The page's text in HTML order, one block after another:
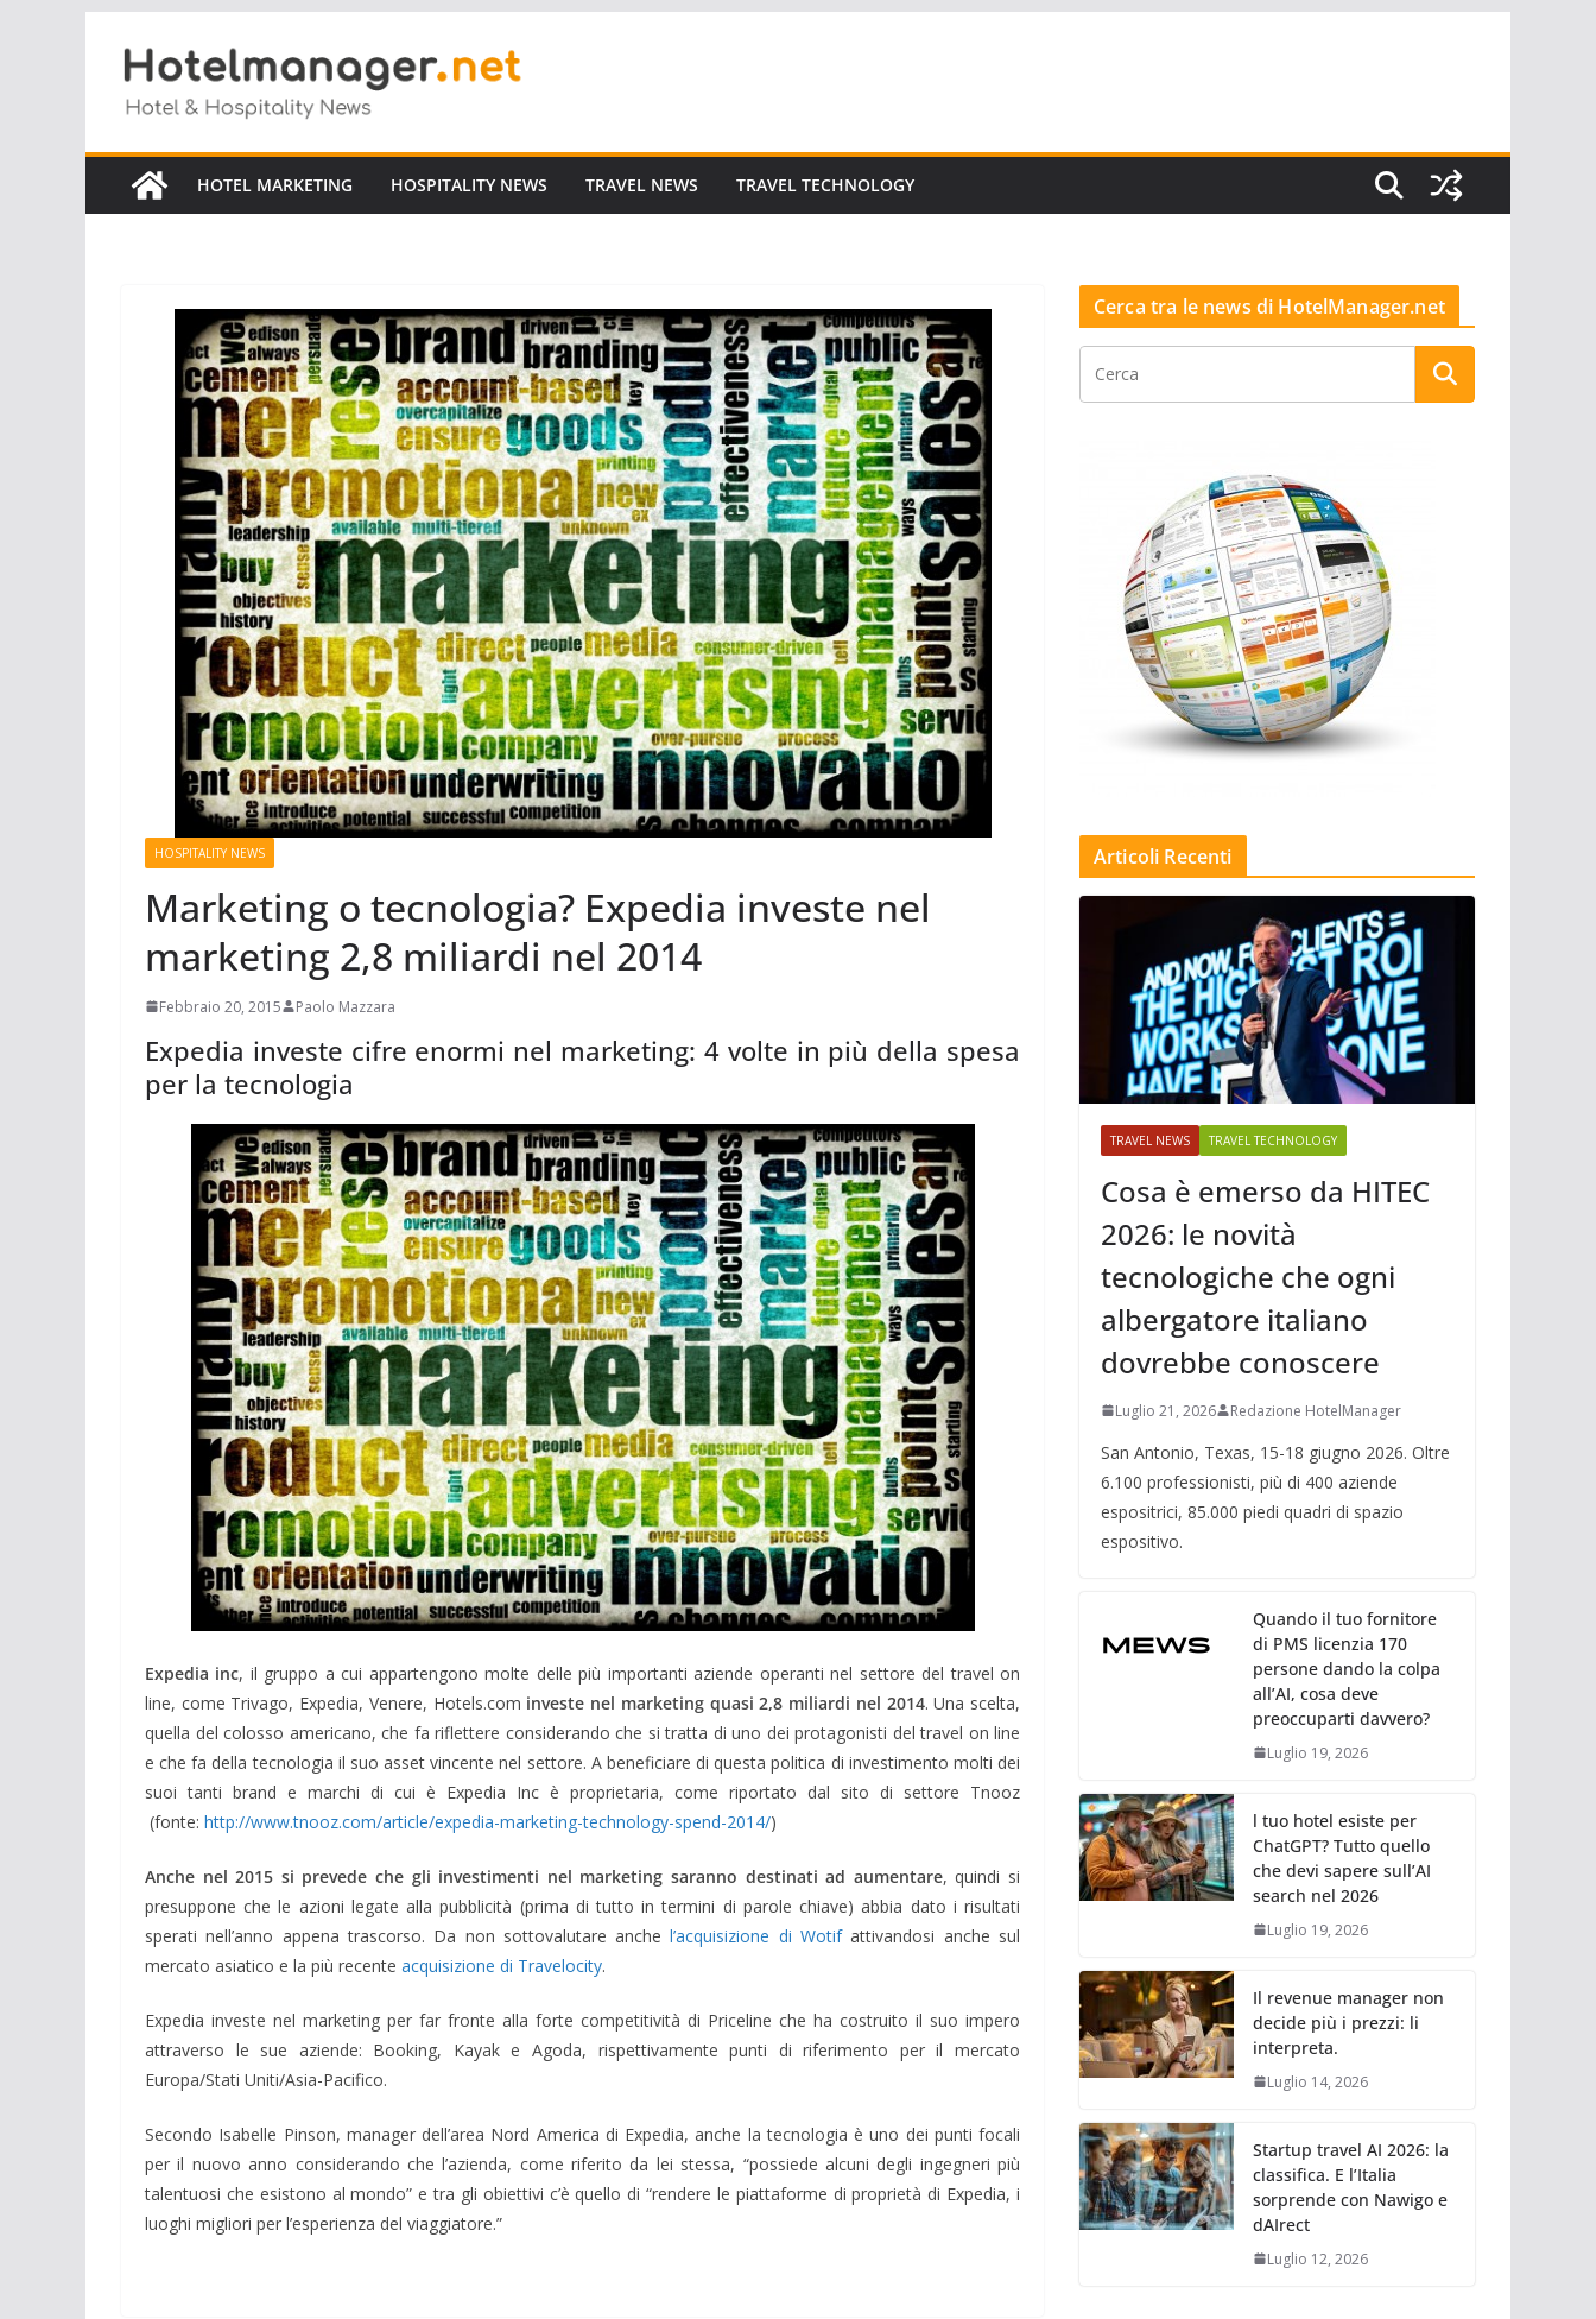
contenuto
HOTEL MARKETING HOSPITALITY NEWS TRAVEL NEWS TRAVEL TECHNOLOGY
HOSPITALITY NEWS
Marketing o tecnologia? Expedia investe nel
marketing 2,8 miliardi nel 2014
Febbraio 20, 2015 Paolo Mazzara
Expedia investe cifre enormi nel marketing: 4 volte in più della spesa
per la tecnologia
Expedia inc, il gruppo a cui appartengono molte delle più importanti aziende operanti nel settore del travel on
line, come Trivago, Expedia, Venere, Hotels.com investe nel marketing quasi 2,8 miliardi nel 2014. Una scelta,
quella del colosso americano, che fa riflettere considerando che si tratta di uno dei protagonisti del travel on line
e che fa della tecnologia il suo asset vincente nel settore. A beneficiare di questa politica di investimento molti dei
suoi tanti brand e marchi di cui è Expedia Inc è proprietaria, come riportato dal sito di settore Tnooz
(fonte: http://www.tnooz.com/article/expedia-marketing-technology-spend-2014/)
Anche nel 2015 si prevede che gli investimenti nel marketing saranno destinati ad aumentare, quindi si
presuppone che le azioni legate alla pubblicità (prima di tutto in termini di parole chiave) abbia dato i risultati
sperati nell’anno appena trascorso. Da non sottovalutare anchel’acquisizione di Wotifattivandosi anche sul
mercato asiatico e la più recente acquisizione di Travelocity.
Expedia investe nel marketing per far fronte alla forte competitività di Priceline che ha costruito il suo impero
attraverso le sue aziende: Booking, Kayak e Agoda, rispettivamente punti di riferimento per il mercato
Europa/Stati Uniti/Asia-Pacifico.
Secondo Isabelle Pinson, manager dell’area Nord America di Expedia, anche la tecnologia è uno dei punti focali
per il nuovo anno considerando che l’azienda, come riferito da lei stessa, “possiede alcuni degli ingegneri più
talentuosi che esistono al mondo” e tra gli obiettivi c’è quello di “rendere le piattaforme di proprietà di Expedia, i
luoghi migliori per l’esperienza del viaggiatore.”
Cerca tra le news di HotelManager.net
Articoli Recenti
TRAVEL NEWS TRAVEL TECHNOLOGY
Cosa è emerso da HITEC
2026: le novità
tecnologiche che ogni
albergatore italiano
dovrebbe conoscere
Luglio 21, 2026 Redazione HotelManager
San Antonio, Texas, 15-18 giugno 2026. Oltre
6.100 professionisti, più di 400 aziende
espositrici, 85.000 piedi quadri di spazio
espositivo.
Quando il tuo fornitore
di PMS licenzia 170
persone dando la colpa
all’AI, cosa deve
preoccuparti davvero?
Luglio 19, 2026
l tuo hotel esiste per
ChatGPT? Tutto quello
che devi sapere sull’AI
search nel 2026
Luglio 19, 2026
Il revenue manager non
decide più i prezzi: li
interpreta.
Luglio 14, 2026
Startup travel AI 2026: la
classifica. E l’Italia
sorprende con Nawigo e
dAIrect
Luglio 12, 2026